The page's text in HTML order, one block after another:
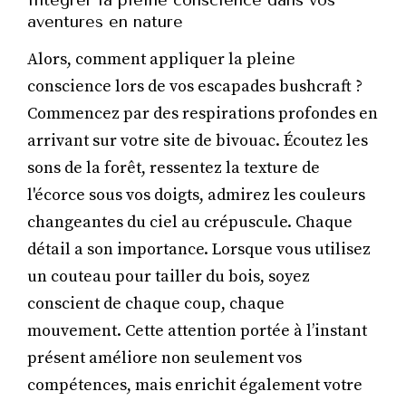
aventures en nature
Alors, comment appliquer la pleine
conscience lors de vos escapades bushcraft ?
Commencez par des respirations profondes en
arrivant sur votre site de bivouac. Écoutez les
sons de la forêt, ressentez la texture de
l'écorce sous vos doigts, admirez les couleurs
changeantes du ciel au crépuscule. Chaque
détail a son importance. Lorsque vous utilisez
un couteau pour tailler du bois, soyez
conscient de chaque coup, chaque
mouvement. Cette attention portée à l’instant
présent améliore non seulement vos
compétences, mais enrichit également votre